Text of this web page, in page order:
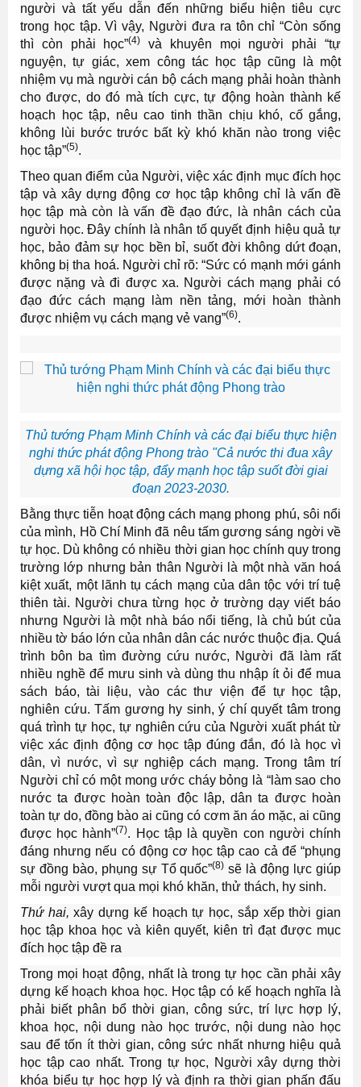
người và tất yếu dẫn đến những biểu hiện tiêu cực
trong học tập. Vì vậy, Người đưa ra tôn chỉ “Còn sống
thì còn phải học”(4)
và khuyên mọi người phải “tự
nguyện, tự giác, xem công tác học tập cũng là một
nhiệm vụ mà người cán bộ cách mạng phải hoàn thành
cho được, do đó mà tích cực, tự động hoàn thành kế
hoạch học tập, nêu cao tinh thần chịu khó, cố gắng,
không lùi bước trước bất kỳ khó khăn nào trong việc
học tập”(5).
Theo quan điểm của Người, việc xác định mục đích học
tập và xây dựng động cơ học tập không chỉ là vấn đề
học tập mà còn là vấn đề đạo đức, là nhân cách của
người học. Đây chính là nhân tố quyết định hiệu quả tự
học, bảo đảm sự học bền bỉ, suốt đời không dứt đoạn,
không bị tha hoá. Người chỉ rõ: “Sức có mạnh mới gánh
được nặng và đi được xa. Người cách mạng phải có
đạo đức cách mạng làm nền tảng, mới hoàn thành
được nhiệm vụ cách mạng vẻ vang”(6).
Thủ tướng Phạm Minh Chính và các đại biểu thực hiện
nghi thức phát động Phong trào "Cả nước thi đua xây
dựng xã hội học tập, đẩy mạnh học tập suốt đời giai
đoạn 2023-2030.
Bằng thực tiễn hoạt động cách mạng phong phú, sôi nổi
của mình, Hồ Chí Minh đã nêu tấm gương sáng ngời về
tự học. Dù không có nhiều thời gian học chính quy trong
trường lớp nhưng bản thân Người là một nhà văn hoá
kiệt xuất, một lãnh tụ cách mạng của dân tộc với trí tuệ
thiên tài. Người chưa từng học ở trường dạy viết báo
nhưng Người là một nhà báo nổi tiếng, là chủ bút của
nhiều tờ báo lớn của nhân dân các nước thuộc địa. Quá
trình bôn ba tìm đường cứu nước, Người đã làm rất
nhiều nghề để mưu sinh và dùng thu nhập ít ỏi để mua
sách báo, tài liệu, vào các thư viện để tự học tập,
nghiên cứu. Tấm gương hy sinh, ý chí quyết tâm trong
quá trình tự học, tự nghiên cứu của Người xuất phát từ
việc xác định động cơ học tập đúng đắn, đó là học vì
dân, vì nước, vì sự nghiệp cách mạng. Trong tâm trí
Người chỉ có một mong ước cháy bỏng là “làm sao cho
nước ta được hoàn toàn độc lập, dân ta được hoàn
toàn tự do, đồng bào ai cũng có cơm ăn áo mặc, ai cũng
được học hành”(7). Học tập là quyền con người chính
đáng nhưng nếu có động cơ học tập cao cả để “phụng
sự đồng bào, phụng sự Tổ quốc”(8) sẽ là động lực giúp
mỗi người vượt qua mọi khó khăn, thử thách, hy sinh.
Thứ hai,xây dựng kế hoạch tự học, sắp xếp thời gian
học tập khoa học và kiên quyết, kiên trì đạt được mục
đích học tập đề ra
Trong mọi hoạt động, nhất là trong tự học cần phải xây
dựng kế hoạch khoa học. Học tập có kế hoạch nghĩa là
phải biết phân bổ thời gian, công sức, trí lực hợp lý,
khoa học, nội dung nào học trước, nội dung nào học
sau để tốn ít thời gian, công sức nhất nhưng hiệu quả
học tập cao nhất. Trong tự học, Người xây dựng thời
khóa biểu tự học hợp lý và định ra thời gian phấn đấu